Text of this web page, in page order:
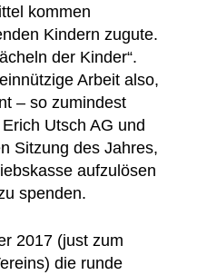
kommen
Kindern zugute.
der Kinder“.
Arbeit also,
– so zumindest
Utsch AG und
Sitzung des Jahres,
aufzulösen
spenden.
2017 (just zum
die runde